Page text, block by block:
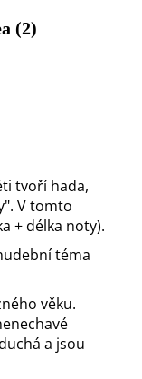
(2)
tvoří hada,
V tomto
+ délka noty).
téma
věku.
a jsou